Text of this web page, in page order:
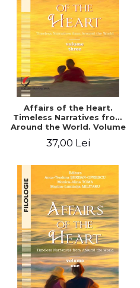
Affairs of the Heart.
Timeless Narratives from
Around the World. Volume
37,00 Lei